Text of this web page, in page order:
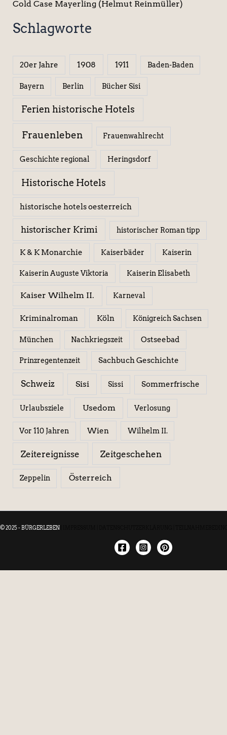
Cold Case Mayerling (Helmut Reinmüller)
Schlagworte
20er Jahre 1908 1911 Baden-Baden
Bayern Berlin Bücher Sisi
Ferien historische Hotels
Frauenleben Frauenwahlrecht
Geschichte regional Heringsdorf
Historische Hotels
historische hotels oesterreich
historischer Krimi historischer Roman tipp
K & K Monarchie Kaiserbäder Kaiserin
Kaiserin Auguste Viktoria Kaiserin Elisabeth
Kaiser Wilhelm II. Karneval
Kriminalroman Köln Königreich Sachsen
München Nachkriegszeit Ostseebad
Prinzregentenzeit Sachbuch Geschichte
Schweiz Sisi Sissi Sommerfrische
Urlaubsziele Usedom Verlosung
Vor 110 Jahren Wien Wilhelm II.
Zeitereignisse Zeitgeschehen
Zeppelin Österreich
© 2025 - BÜRGERLEBEN